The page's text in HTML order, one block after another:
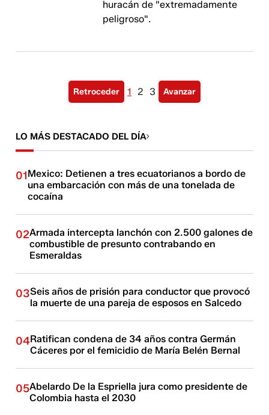
huracán de "extremadamente
peligroso".
Retroceder 1 2 3 Avanzar
LO MÁS DESTACADO DEL DÍA
01Mexico: Detienen a tres ecuatorianos a bordo de
una embarcación con más de una tonelada de
cocaína
02Armada intercepta lanchón con 2.500 galones de
combustible de presunto contrabando en
Esmeraldas
03Seis años de prisión para conductor que provocó
la muerte de una pareja de esposos en Salcedo
04Ratifican condena de 34 años contra Germán
Cáceres por el femicidio de María Belén Bernal
05Abelardo De la Espriella jura como presidente de
Colombia hasta el 2030